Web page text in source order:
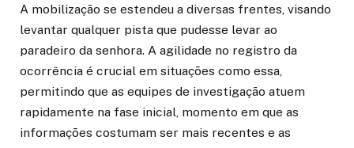
A mobilização se estendeu a diversas frentes, visando
levantar qualquer pista que pudesse levar ao
paradeiro da senhora. A agilidade no registro da
ocorrência é crucial em situações como essa,
permitindo que as equipes de investigação atuem
rapidamente na fase inicial, momento em que as
informações costumam ser mais recentes e as